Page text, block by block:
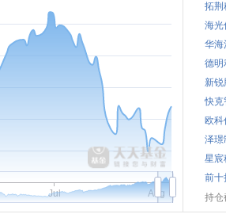
Jul Aug
拓荆
海光
华海
德明
新锐
快克
欧科
泽璟
星宸
前十
持仓